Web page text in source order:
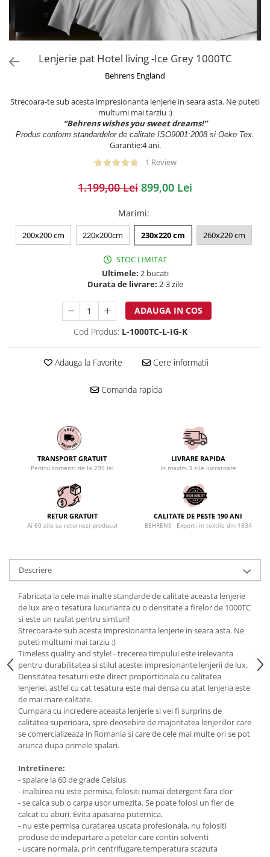
Lenjerie pat Hotel living -Ice Grey 1000TC
Behrens England
Strecoara-te sub acesta impresionanta lenjerie in seara asta. Ne puteti
multumi mai tarziu :)
“Behrens wishes you sweet dreams!”
Produs conform standardelor de calitate ISO9001:2008 si Oeko Tex.
Garantie:4 ani.
1 Review
1.199,00 Lei 899,00 Lei
Marimi:
200x200 cm 220x200cm 230x220 cm 260x220 cm
STOC LIMITAT
Ultimele: 2 bucati
Durata de livrare: 2-3 zile
ADAUGA IN COS
Cod Produs: L-1000TC-L-IG-K
Adauga la Favorite Cere informatii
Comanda rapida
TRANSPORT GRATUIT
Pentru comenzi de la 299 lei
LIVRARE RAPIDA
In maxim 3 zile lucratoare
RETUR GRATUIT
Ai 60 zile sa returnezi produsul
CALITATE DE PESTE 190 ANI
BEHRENS - Experti in textile din 1834
Descriere
Fabricata la cele mai inalte standarde de calitate aceasta lenjerie
de lux are o tesatura luxurianta cu o densitate a firelor de 1000TC
si este un rasfat pentru simturi!
Strecoara-te sub acesta impresionanta lenjerie in seara asta. Ne
puteti multumi mai tarziu :)
Timeless quality and style! - trecerea timpului este irelevanta
pentru durabilitatea si stilul acestei impresionante lenjerii de lux.
Densitatea tesaturii este direct proportionala cu calitatea
lenjeriei, astfel cu cat tesatura este mai densa cu atat lenjeria este
de mai mare calitate.
Cumpara cu incredere aceasta lenjerie si vei fi surprins de
calitatea superioara, spre deosebire de majoritatea lenjeriilor care
se comercializeaza in Romania si care de cele mai multe ori se pot
arunca dupa primele spalari.
Intretinere:
- spalare la 60 de grade Celsius
- inalbirea nu este permisa, folositi numai detergent fara clor
- se calca sub o carpa usor umezita. Se poate folosi un fier de
calcat cu aburi. Evita apasarea puternica.
- nu este permisa curatarea uscata profesionala, nu folositi
produse de indepartare a petelor care contin solventi
- uscare normala, prin centrifugare,temperatura scazuta